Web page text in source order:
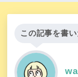
この記事を書い